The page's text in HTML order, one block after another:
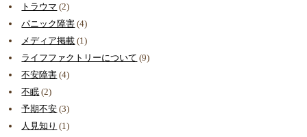
トラウマ (2)
パニック障害 (4)
メディア掲載 (1)
ライフファクトリーについて (9)
不安障害 (4)
不眠 (2)
予期不安 (3)
人見知り (1)